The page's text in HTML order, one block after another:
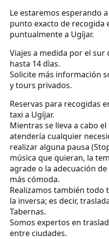
Le estaremos esperando
punto exacto de recogida
puntualmente a Ugíjar.
Viajes a medida por el sur
hasta 14 dìas.
Solicite más información
y tours privados.
Reservas para recogidas
taxi a Ugíjar.
Mientras se lleva a cabo
atendería cualquier
realizar alguna pausa
música que quieran, la
agrade o la adecuación
más cómoda.
Realizamos también todo
la inversa; es decir,
Tabernas.
Somos expertos en
entre ciudades.